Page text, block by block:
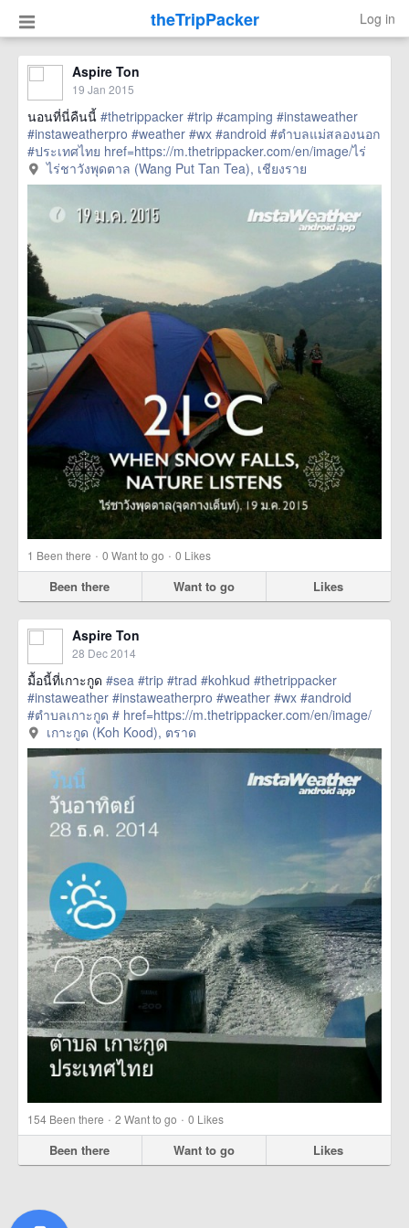
theTripPacker Log in
Aspire Ton
19 Jan 2015
นอนที่นี่คืนนี้ #thetrippacker #trip #camping #instaweather
#instaweatherpro #weather #wx #android #ตำบลแม่สลองนอก
#ประเทศไทย href=https://m.thetrippacker.com/en/image/ไร่
ชาวังพุดตาลWangPutTanTea/139610> more
ไร่ชาวังพุดตาล (Wang Put Tan Tea), เชียงราย
1 Been there · 0 Want to go · 0 Likes
Been there Want to go Likes
Aspire Ton
28 Dec 2014
มื้อนี้ที่เกาะกูด #sea #trip #trad #kohkud #thetrippacker
#instaweather #instaweatherpro #weather #wx #android
#ตำบลเกาะกูด # href=https://m.thetrippacker.com/en/image/
เกาะกูดKohKood/138386> more
เกาะกูด (Koh Kood), ตราด
154 Been there · 2 Want to go · 0 Likes
Been there Want to go Likes